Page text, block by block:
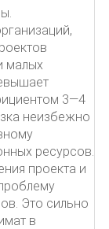
малых
3—4
неизбежно
ресурсов.
проекта и
Это сильно
в